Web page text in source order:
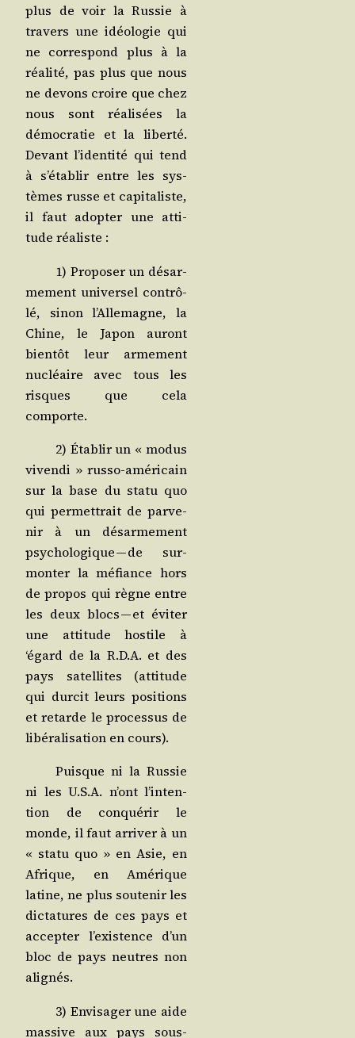
plus de voir la Rus­sie à
tra­vers une idéo­lo­gie qui
ne cor­res­pond plus à la
réa­li­té, pas plus que nous
ne devons croire que chez
nous sont réa­li­sées la
démo­cra­tie et la liber­té.
Devant l’i­den­ti­té qui tend
à s’é­ta­blir entre les sys­
tèmes russe et capi­ta­liste,
il faut adop­ter une atti­
tude réaliste :
1) Pro­po­ser un désar­
me­ment uni­ver­sel contrô­
lé, sinon l’Al­le­magne, la
Chine, le Japon auront
bien­tôt leur arme­ment
nucléaire avec tous les
risques que cela
comporte.
2) Éta­blir un « modus
viven­di » rus­so-amé­ri­cain
sur la base du sta­tu quo
qui per­met­trait de par­ve­
nir à un désar­me­ment
psy­cho­lo­gique — de sur­
mon­ter la méfiance hors
de pro­pos qui règne entre
les deux blocs — et évi­ter
une atti­tude hos­tile à
‘égard de la R.D.A. et des
pays satel­lites (atti­tude
qui dur­cit leurs posi­tions
et retarde le pro­ces­sus de
libé­ra­li­sa­tion en cours).
Puisque ni la Rus­sie
ni les U.S.A. n’ont l’in­ten­
tion de conqué­rir le
monde, il faut arri­ver à un
« sta­tu quo » en Asie, en
Afrique, en Amé­rique
latine, ne plus sou­te­nir les
dic­ta­tures de ces pays et
accep­ter l’exis­tence d’un
bloc de pays neutres non
alignés.
3) Envi­sa­ger une aide
mas­sive aux pays sous-